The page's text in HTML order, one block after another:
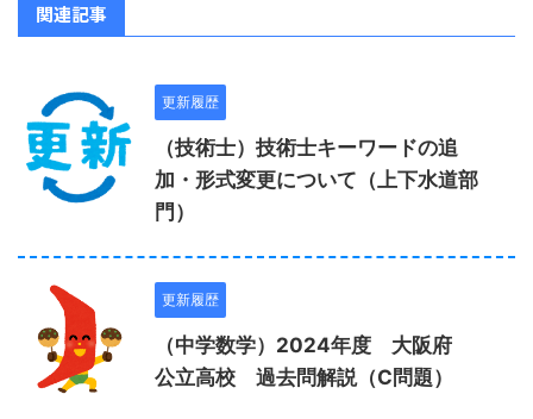
関連記事
更新履歴
（技術士）技術士キーワードの追
加・形式変更について（上下水道部
門）
更新履歴
（中学数学）2024年度 大阪府
公立高校 過去問解説（C問題）